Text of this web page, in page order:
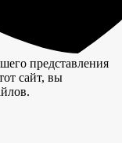
представления
сайт, вы